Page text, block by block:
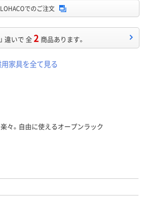
LOHACOでのご注文
違いで 全2 商品あります。
家具を全て見る
々。自由に使えるオープンラック